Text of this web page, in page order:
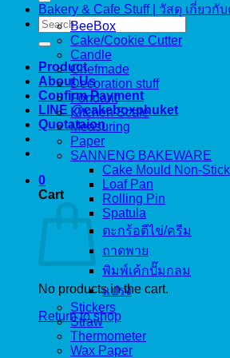
Search
for:
Product
About Us
Confirm Payment
LINE @cakeboxphuket
Quotataion
0
Cart
No products in the cart.
Return to shop
Bakery & Cafe Stuff | วัสดุ เกี่ยวกั
BeeBox
Cake/Cookie Cutter
Candle
Chefmade
Decoration stuff
Fondant
Kitchen Scale
Measuring
Paper
SANNENG BAKEWARE
Cake Mould Non-Stick
Loaf Pan
Rolling Pin
Spatula
ตะกร้อตีไข่/ครีม
ถาดพาย
พิมพ์เค้กปั๊มกลม
แปรง
Stickers
Straw
Thermometer
Wax Paper